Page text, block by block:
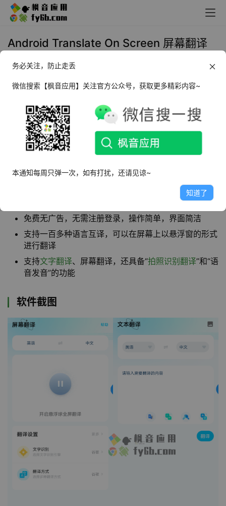
Android Translate On Screen 屏幕翻译
2024年1月16日 18:24 生活相关
Translate On Screen
是一款实时屏幕翻译软
件，它可以“实时翻译屏幕”上的文字，并且可以与
其他软件同时运行，不会干扰正在运行的游戏和
免费无广告，无需注册登录，操作简单，界面简洁
支持一百多种语言互译，可以在屏幕上以悬浮窗的形式
进行翻译
支持文字翻译、屏幕翻译，还具备“拍照识别翻译”和“语
音发音”的功能
软件截图
务必关注，防止走丢
微信搜索【枫音应用】关注官方公众号，获取更多精彩内容~
本通知每周只弹一次，如有打扰，还请见谅~
知道了